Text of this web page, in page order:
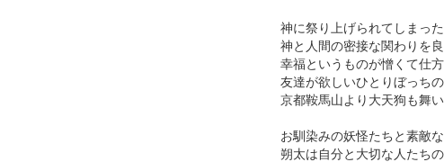
神に祭り上げられてしまった
神と人間の密接な関わりを
幸福というものが憎くて仕方
友達が欲しいひとりぼっちの
京都鞍馬山より大天狗も舞
お馴染みの妖怪たちと素敵
朔太は自分と大切な人たちの